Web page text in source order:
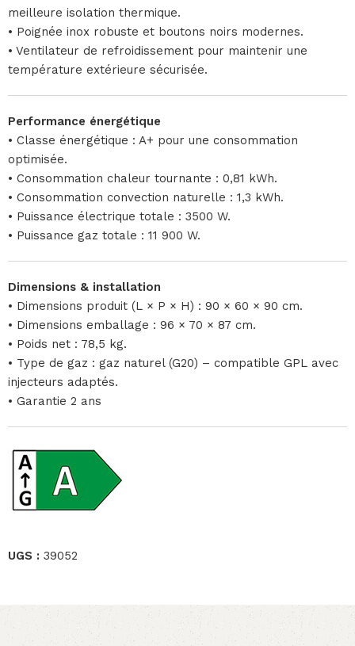
meilleure isolation thermique.
• Poignée inox robuste et boutons noirs modernes.
• Ventilateur de refroidissement pour maintenir une
température extérieure sécurisée.
Performance énergétique
• Classe énergétique : A+ pour une consommation
optimisée.
• Consommation chaleur tournante : 0,81 kWh.
• Consommation convection naturelle : 1,3 kWh.
• Puissance électrique totale : 3500 W.
• Puissance gaz totale : 11 900 W.
Dimensions & installation
• Dimensions produit (L × P × H) : 90 × 60 × 90 cm.
• Dimensions emballage : 96 × 70 × 87 cm.
• Poids net : 78,5 kg.
• Type de gaz : gaz naturel (G20) – compatible GPL avec
injecteurs adaptés.
• Garantie 2 ans
UGS : 39052